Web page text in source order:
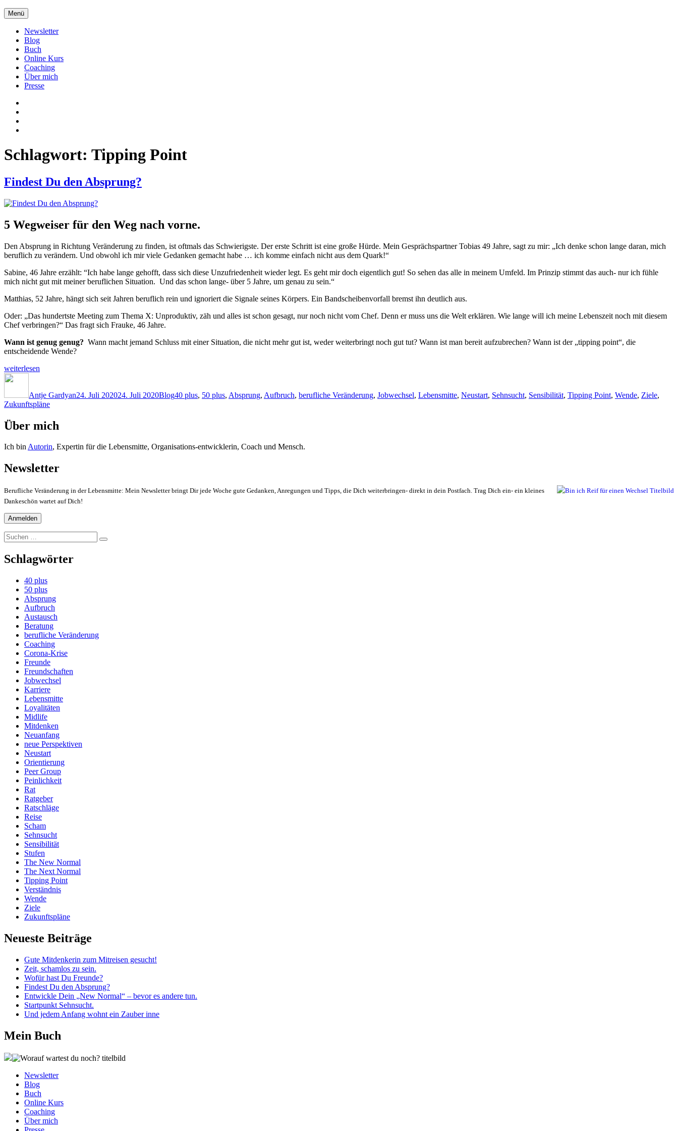
Zum
Inhalt
springen
Menü
Newsletter
Blog
Buch
Online Kurs
Coaching
Über mich
Presse
Schlagwort: Tipping Point
Findest Du den Absprung?
5 Wegweiser für den Weg nach vorne.
Den Absprung in Richtung Veränderung zu finden, ist oftmals das Schwierigste. Der erste Schritt ist eine große Hürde. Mein Gesprächspartner Tobias 49 Jahre, sagt zu mir: „Ich denke schon lange daran, mich
beruflich zu verändern. Und obwohl ich mir viele Gedanken gemacht habe … ich komme einfach nicht aus dem Quark!“
Sabine, 46 Jahre erzählt: “Ich habe lange gehofft, dass sich diese Unzufriedenheit wieder legt. Es geht mir doch eigentlich gut! So sehen das alle in meinem Umfeld. Im Prinzip stimmt das auch- nur ich fühle
mich nicht gut mit meiner beruflichen Situation. Und das schon lange- über 5 Jahre, um genau zu sein.“
Matthias, 52 Jahre, hängt sich seit Jahren beruflich rein und ignoriert die Signale seines Körpers. Ein Bandscheibenvorfall bremst ihn deutlich aus.
Oder: „Das hundertste Meeting zum Thema X: Unproduktiv, zäh und alles ist schon gesagt, nur noch nicht vom Chef. Denn er muss uns die Welt erklären. Wie lange will ich meine Lebenszeit noch mit diesem
Chef verbringen?“ Das fragt sich Frauke, 46 Jahre.
Wann ist genug genug? Wann macht jemand Schluss mit einer Situation, die nicht mehr gut ist, weder weiterbringt noch gut tut? Wann ist man bereit aufzubrechen? Wann ist der „tipping point“, die
entscheidende Wende?
„Findest
Du
Absprung?“
weiterlesen
Antje Gardyan24. Juli 202024. Juli 2020Blog40 plus, 50 plus, Absprung, Aufbruch, berufliche Veränderung, Jobwechsel, Lebensmitte, Neustart, Sehnsucht, Sensibilität, Tipping Point, Wende, Ziele,
Zukunftspläne
Über mich
Ich binAutorin, Expertin für die Lebensmitte, Organisations-entwicklerin, Coach und Mensch.
Newsletter
Berufliche Veränderung in der Lebensmitte: Mein Newsletter bringt Dir jede Woche gute Gedanken, Anregungen und Tipps, die Dich weiterbringen- direkt in dein Postfach. Trag Dich ein- ein kleines
Dankeschön wartet auf Dich!
Suchen
nach:
Suchen
Schlagwörter
40 plus
50 plus
Absprung
Aufbruch
Austausch
Beratung
berufliche Veränderung
Coaching
Corona-Krise
Freunde
Freundschaften
Jobwechsel
Karriere
Lebensmitte
Loyalitäten
Midlife
Mitdenken
Neuanfang
neue Perspektiven
Neustart
Orientierung
Peer Group
Peinlichkeit
Rat
Ratgeber
Ratschläge
Reise
Scham
Sehnsucht
Sensibilität
Stufen
The New Normal
The Next Normal
Tipping Point
Verständnis
Wende
Ziele
Zukunftspläne
Neueste Beiträge
Gute Mitdenkerin zum Mitreisen gesucht!
Zeit, schamlos zu sein.
Wofür hast Du Freunde?
Findest Du den Absprung?
Entwickle Dein „New Normal“ – bevor es andere tun.
Startpunkt Sehnsucht.
Und jedem Anfang wohnt ein Zauber inne
Mein Buch
Newsletter
Blog
Buch
Online Kurs
Coaching
Über mich